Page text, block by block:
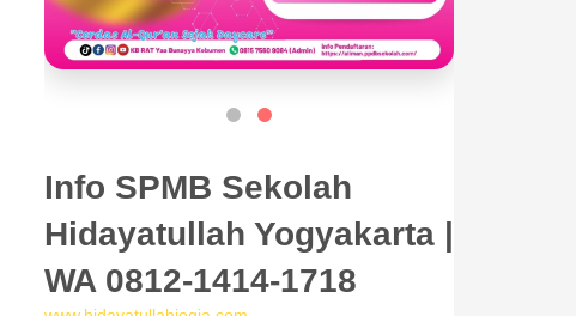
Info SPMB Sekolah
Hidayatullah Yogyakarta |
WA 0812-1414-1718